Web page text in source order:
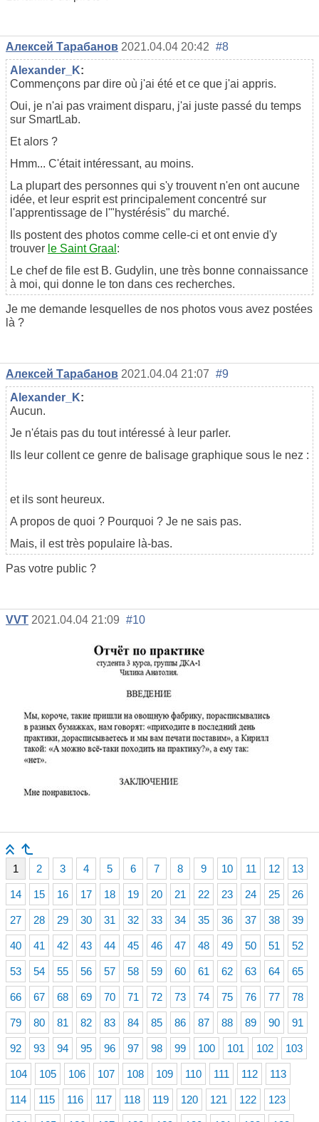
Алексей Тарабанов 2021.04.04 20:42 #8
Alexander_K:
Commençons par dire où j'ai été et ce que j'ai appris.
Oui, je n'ai pas vraiment disparu, j'ai juste passé du temps
sur SmartLab.
Et alors ?
Hmm... C'était intéressant, au moins.
La plupart des personnes qui s'y trouvent n'en ont aucune
idée, et leur esprit est principalement concentré sur
l'apprentissage de l'"hystérésis" du marché.
Ils postent des photos comme celle-ci et ont envie d'y
trouver le Saint Graal :
Le chef de file est B. Gudylin, une très bonne connaissance
à moi, qui donne le ton dans ces recherches.
Je me demande lesquelles de nos photos vous avez postées
là ?
Алексей Тарабанов 2021.04.04 21:07 #9
Alexander_K:
Aucun.
Je n'étais pas du tout intéressé à leur parler.
Ils leur collent ce genre de balisage graphique sous le nez :
et ils sont heureux.
A propos de quoi ? Pourquoi ? Je ne sais pas.
Mais, il est très populaire là-bas.
Pas votre public ?
VVT 2021.04.04 21:09 #10
1 2 3 4 5 6 7 8 9 10 11 12 13
14 15 16 17 18 19 20 21 22 23 24 25 26
27 28 29 30 31 32 33 34 35 36 37 38 39
40 41 42 43 44 45 46 47 48 49 50 51 52
53 54 55 56 57 58 59 60 61 62 63 64 65
66 67 68 69 70 71 72 73 74 75 76 77 78
79 80 81 82 83 84 85 86 87 88 89 90 91
92 93 94 95 96 97 98 99 100 101 102 103
104 105 106 107 108 109 110 111 112 113
114 115 116 117 118 119 120 121 122 123